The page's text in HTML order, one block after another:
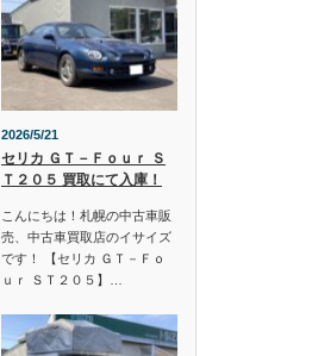
2026/5/21
セリカ ＧＴ－Ｆｏｕｒ Ｓ
Ｔ２０５ 買取にて入庫！
こんにちは！札幌の中古車販
売、中古車買取店のイサイズ
です！ 【セリカ ＧＴ－Ｆｏ
ｕｒ ＳＴ２０５】…